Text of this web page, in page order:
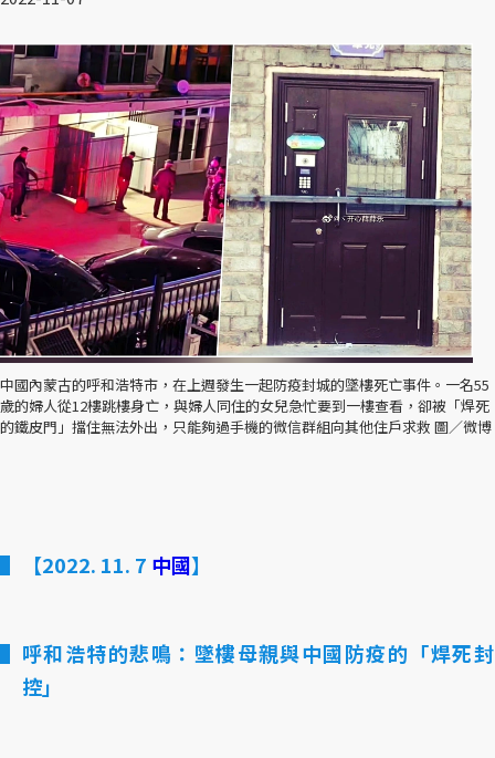
中國內蒙古的呼和浩特市，在上週發生一起防疫封城的墜樓死亡事件。一名55
歲的婦人從12樓跳樓身亡，與婦人同住的女兒急忙要到一樓查看，卻被「焊死
的鐵皮門」擋住無法外出，只能夠過手機的微信群組向其他住戶求救 圖／微博
【2022. 11. 7 中國】
呼和浩特的悲鳴：墜樓母親與中國防疫的「焊死封
控」